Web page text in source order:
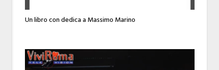
Un libro con dedica a Massimo Marino